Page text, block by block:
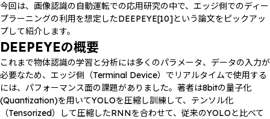
今回は、画像認識の自動運転での応用研究の中で、エッジ側でのディー
プラーニングの利用を想定したDEEPEYE[10]という論文をピックアッ
プして紹介します。
DEEPEYEの概要
これまで物体認識の学習と分析には多くのパラメータ、データの入力が
必要なため、エッジ側（Terminal Device）でリアルタイムで使用する
には、パフォーマンス面の課題がありました。著者は8bitの量子化
(Quantization)を用いてYOLOを圧縮し訓練して、テンソル化
（Tensorized）して圧縮したRNNを合わせて、従来のYOLOと比べて